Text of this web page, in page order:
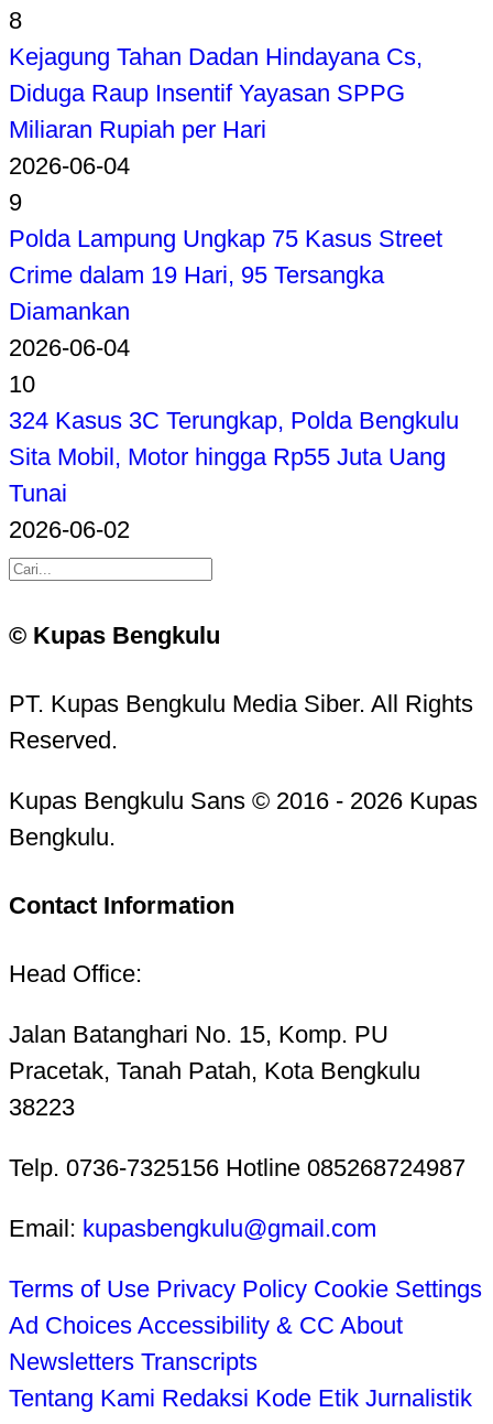
8
Kejagung Tahan Dadan Hindayana Cs,
Diduga Raup Insentif Yayasan SPPG
Miliaran Rupiah per Hari
2026-06-04
9
Polda Lampung Ungkap 75 Kasus Street
Crime dalam 19 Hari, 95 Tersangka
Diamankan
2026-06-04
10
324 Kasus 3C Terungkap, Polda Bengkulu
Sita Mobil, Motor hingga Rp55 Juta Uang
Tunai
2026-06-02
© Kupas Bengkulu
PT. Kupas Bengkulu Media Siber. All Rights
Reserved.
Kupas Bengkulu Sans © 2016 - 2026 Kupas
Bengkulu.
Contact Information
Head Office:
Jalan Batanghari No. 15, Komp. PU
Pracetak, Tanah Patah, Kota Bengkulu
38223
Telp. 0736-7325156 Hotline 085268724987
Email: kupasbengkulu@gmail.com
Terms of Use Privacy Policy Cookie Settings
Ad Choices Accessibility & CC About
Newsletters Transcripts
Tentang Kami Redaksi Kode Etik Jurnalistik